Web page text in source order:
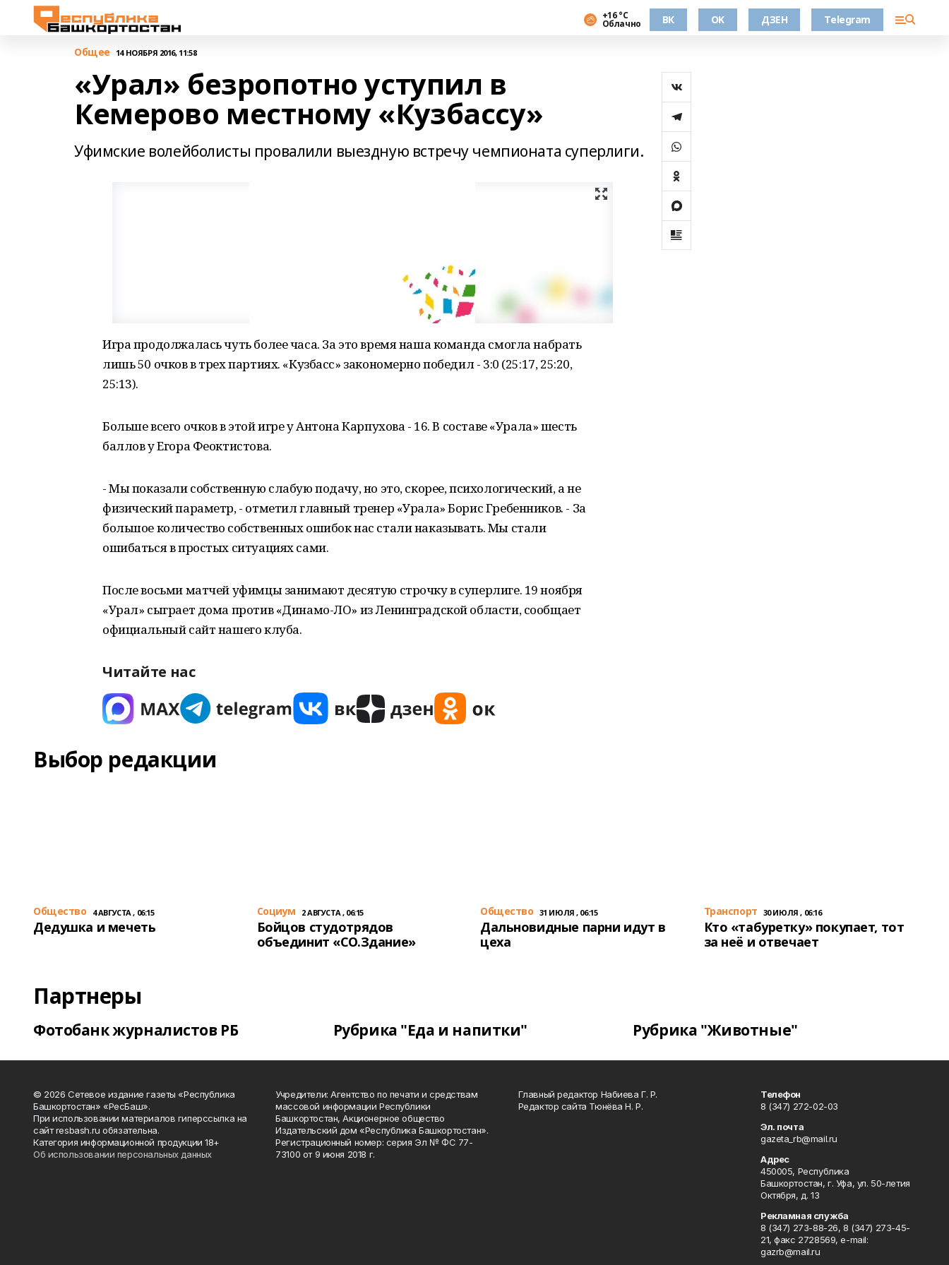
+16 °С
Облачно ВК OK ДЗЕН Telegram
Общее 14 НОЯБРЯ 2016, 11:58
«Урал» безропотно уступил в
Кемерово местному «Кузбассу»
Уфимские волейболисты провалили выездную встречу чемпионата суперлиги.
Игра продолжалась чуть более часа. За это время наша команда смогла набрать
лишь 50 очков в трех партиях. «Кузбасс» закономерно победил - 3:0 (25:17, 25:20,
25:13).
Больше всего очков в этой игре у Антона Карпухова - 16. В составе «Урала» шесть
баллов у Егора Феоктистова.
- Мы показали собственную слабую подачу, но это, скорее, психологический, а не
физический параметр, - отметил главный тренер «Урала» Борис Гребенников. - За
большое количество собственных ошибок нас стали наказывать. Мы стали
ошибаться в простых ситуациях сами.
После восьми матчей уфимцы занимают десятую строчку в суперлиге. 19 ноября
«Урал» сыграет дома против «Динамо-ЛО» из Ленинградской области, сообщает
официальный сайт нашего клуба.
Читайте нас
Выбор редакции
Общество 4 АВГУСТА , 06:15
Дедушка и мечеть
Cоциум 2 АВГУСТА , 06:15
Бойцов студотрядов
объединит «СО.Здание»
Общество 31 ИЮЛЯ , 06:15
Дальновидные парни идут в
цеха
Транспорт 30 ИЮЛЯ , 06:16
Кто «табуретку» покупает, тот
за неё и отвечает
Партнеры
Фотобанк журналистов РБ Рубрика "Еда и напитки" Рубрика "Животные"
© 2026 Сетевое издание газеты «Республика
Башкортостан» «РесБаш».
При использовании материалов гиперссылка на
сайт resbash.ru обязательна.
Категория информационной продукции 18+
Об использовании персональных данных
Учредители: Агентство по печати и средствам
массовой информации Республики
Башкортостан, Акционерное общество
Издательский дом «Республика Башкортостан».
Регистрационный номер: серия Эл № ФС 77-
73100 от 9 июня 2018 г.
Главный редактор Набиева Г. Р.
Редактор сайта Тюнёва Н. Р.
Телефон
8 (347) 272-02-03
Эл. почта
gazeta_rb@mail.ru
Адрес
450005, Республика
Башкортостан, г. Уфа, ул. 50-летия
Октября, д. 13
Рекламная служба
8 (347) 273-88-26, 8 (347) 273-45-
21, факс 2728569, e-mail:
gazrb@mail.ru